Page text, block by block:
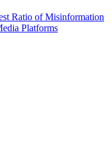
Ratio of Misinformation
Platforms